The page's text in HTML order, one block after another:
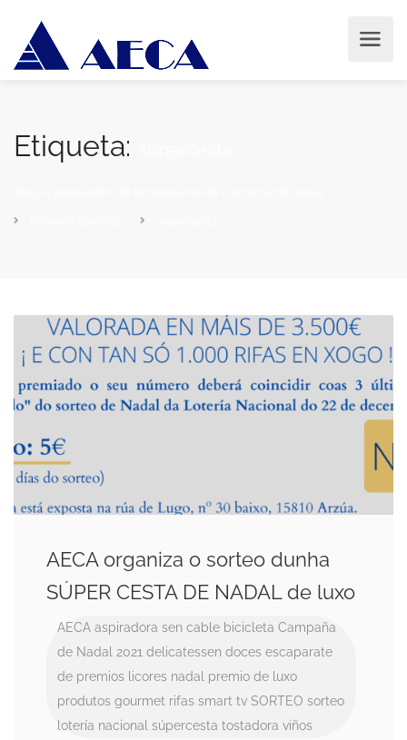
Etiqueta:
AECA organiza o sorteo dunha
SÚPER CESTA DE NADAL de luxo
AECA aspiradora sen cable bicicleta Campaña
de Nadal 2021 delicatessen doces escaparate
de premios
licores nadal
premio de luxo
produtos gourmet rifas smart tv SORTEO sorteo
lotería nacional súpercesta tostadora viños